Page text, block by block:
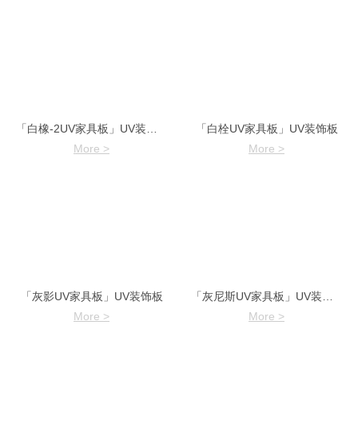
More >
「白栓UV家具板」UV装饰板
More >
「灰影UV家具板」UV装饰板
More >
More >